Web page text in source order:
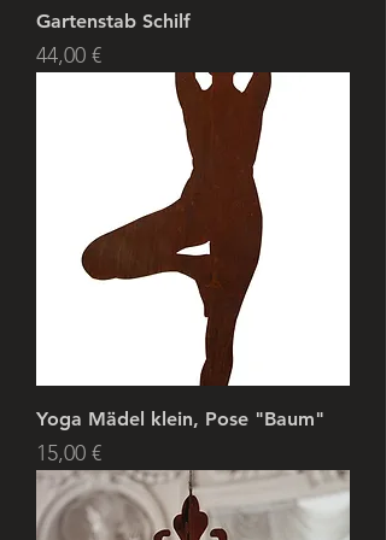
Gartenstab Schilf
Price
44,00 €
Yoga Mädel klein, Pose "Baum"
Price
15,00 €